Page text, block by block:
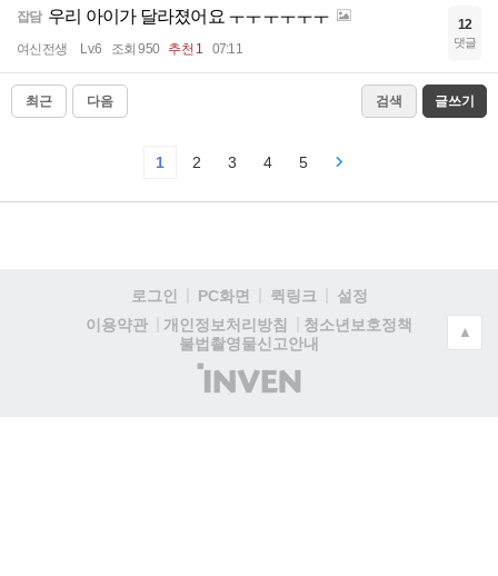
잡담 우리 아이가 달라졌어요 ㅜㅜㅜㅜㅜㅜ
여신전생 Lv.6 조회 950 추천 1 07:11
12
댓글
최근 다음 검색 글쓰기
1 2 3 4 5
로그인 PC화면 퀵링크
설정
이용약관
개인정보처리방침
청소년보호정책
불법촬영물신고안내
(주)
인
▲